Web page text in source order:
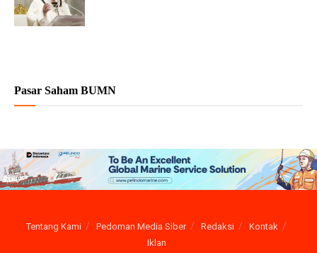
Pasar Saham BUMN
Tentang Kami Pedoman Media Siber Redaksi
Kontak
Iklan